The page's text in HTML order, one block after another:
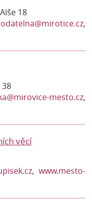
18
,
mesto.cz,
věcí
, www.mesto-